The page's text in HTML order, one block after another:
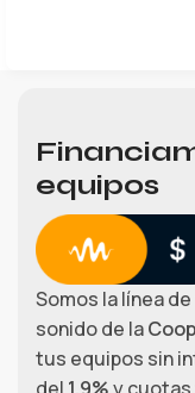
equipos
Somos la línea
sonido de la
tus equipos sin